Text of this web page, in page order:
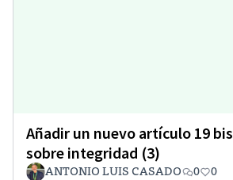
Añadir un nuevo artículo 19 bis
sobre integridad (3)
ANTONIO LUIS CASADO 0 0